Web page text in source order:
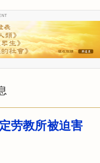
劳教所被迫害